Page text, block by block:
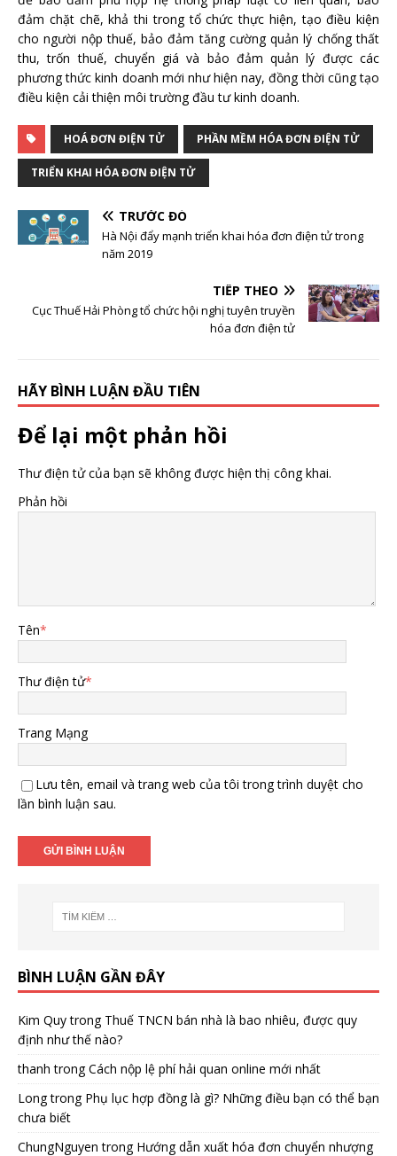
đảm chặt chẽ, khả thi trong tổ chức thực hiện, tạo điều kiện
cho người nộp thuế, bảo đảm tăng cường quản lý chống thất
thu, trốn thuế, chuyển giá và bảo đảm quản lý được các
phương thức kinh doanh mới như hiện nay, đồng thời cũng tạo
điều kiện cải thiện môi trường đầu tư kinh doanh.
HOÁ ĐƠN ĐIỆN TỬ PHẦN MỀM HÓA ĐƠN ĐIỆN TỬ
TRIỂN KHAI HÓA ĐƠN ĐIỆN TỬ
TRƯỚC ĐÓ
Hà Nội đẩy mạnh triển khai hóa đơn điện tử trong
năm 2019
TIẾP THEO
Cục Thuế Hải Phòng tổ chức hội nghị tuyên truyền
hóa đơn điện tử
HÃY BÌNH LUẬN ĐẦU TIÊN
Để lại một phản hồi
Thư điện tử của bạn sẽ không được hiện thị công khai.
Phản hồi
Tên*
Thư điện tử*
Trang Mạng
Lưu tên, email và trang web của tôi trong trình duyệt cho
lần bình luận sau.
BÌNH LUẬN GẦN ĐÂY
Kim Quytrong Thuế TNCN bán nhà là bao nhiêu, được quy
định như thế nào?
thanh trongCách nộp lệ phí hải quan online mới nhất
Longtrong Phụ lục hợp đồng là gì? Những điều bạn có thể bạn
chưa biết
ChungNguyen trong Hướng dẫn xuất hóa đơn chuyển nhượng